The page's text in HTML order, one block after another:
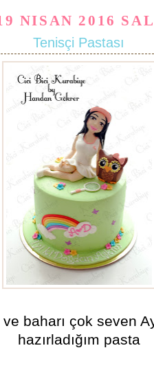
NISAN 2016
Tenisçi Pastası
baharı çok seven
hazırladığım pasta